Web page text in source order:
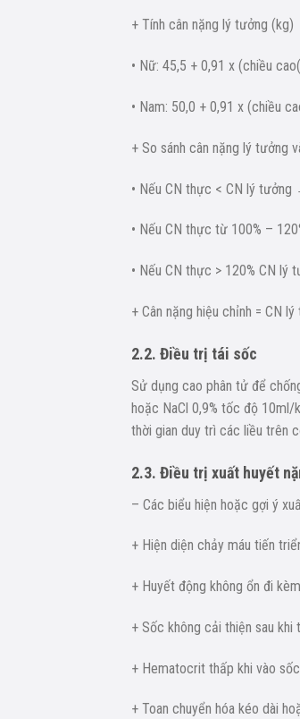
+ Tính cân nặng lý tưởng (kg)
• Nữ: 45,5 + 0,91 x (chiều
• Nam: 50,0 + 0,91 x (chiều
+ So sánh cân nặng lý tưởng
• Nếu CN thực < CN lý
• Nếu CN thực từ 100% –
• Nếu CN thực > 120% CN lý
+ Cân nặng hiệu chỉnh = CN
2.2. Điều trị tái sốc
Sử dụng cao phân tử để
hoặc NaCl 0,9% tốc độ
thời gian duy trì các liều trên
2.3. Điều trị xuất huyết
– Các biểu hiện hoặc gợi ý
+ Hiện diện chảy máu tiến
+ Huyết động không ổn đi
+ Sốc không cải thiện sau
+ Hematocrit thấp khi vào sốc.
+ Toan chuyển hóa kéo dài